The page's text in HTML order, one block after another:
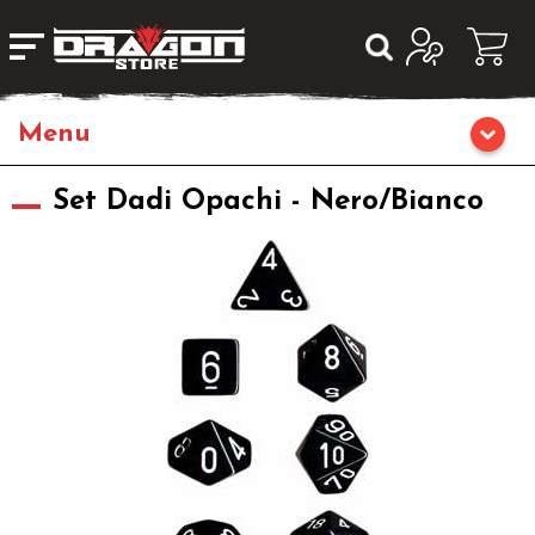
HomeSet Dadi Opachi - Nero/Bianco